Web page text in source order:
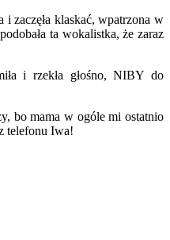
klaskać, wpatrzona w
ta wokalistka, że zaraz
i rzekła głośno, NIBY do
bo mama w ogóle mi ostatnio
telefonu Iwa!